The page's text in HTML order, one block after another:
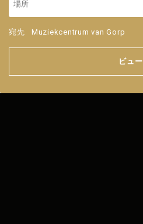
宛先 Muziekcentrum van Gorp
ビュー